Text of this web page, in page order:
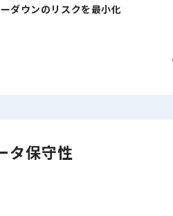
ダウンのリスクを最小化
タ保守性